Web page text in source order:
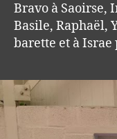
Bravo à Saoirse,
Basile, Raphaël,
barette et à